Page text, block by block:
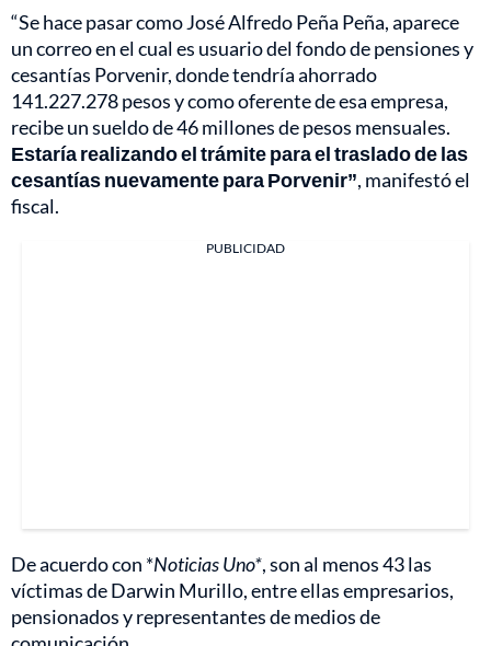
“Se hace pasar como José Alfredo Peña Peña, aparece
un correo en el cual es usuario del fondo de pensiones y
cesantías Porvenir, donde tendría ahorrado
141.227.278 pesos y como oferente de esa empresa,
recibe un sueldo de 46 millones de pesos mensuales.
Estaría realizando el trámite para el traslado de las
cesantías nuevamente para Porvenir”, manifestó el
fiscal.
PUBLICIDAD
De acuerdo con *Noticias Uno*, son al menos 43 las
víctimas de Darwin Murillo, entre ellas empresarios,
pensionados y representantes de medios de